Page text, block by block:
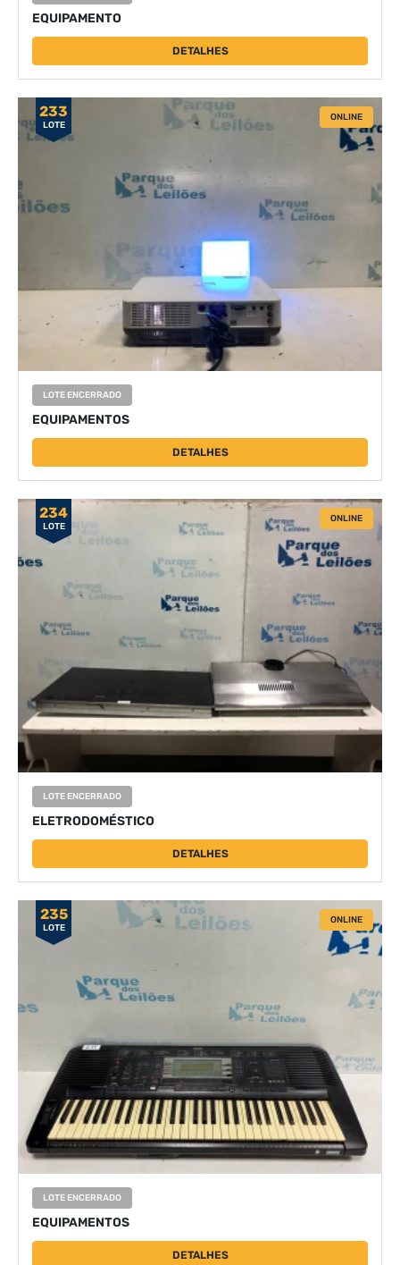
EQUIPAMENTO
DETALHES
233
LOTE
ONLINE
LOTE ENCERRADO
EQUIPAMENTOS
DETALHES
234
LOTE
ONLINE
LOTE ENCERRADO
ELETRODOMÉSTICO
DETALHES
235
LOTE
ONLINE
LOTE ENCERRADO
EQUIPAMENTOS
DETALHES